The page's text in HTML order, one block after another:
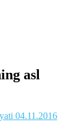
asl
04.11.2016